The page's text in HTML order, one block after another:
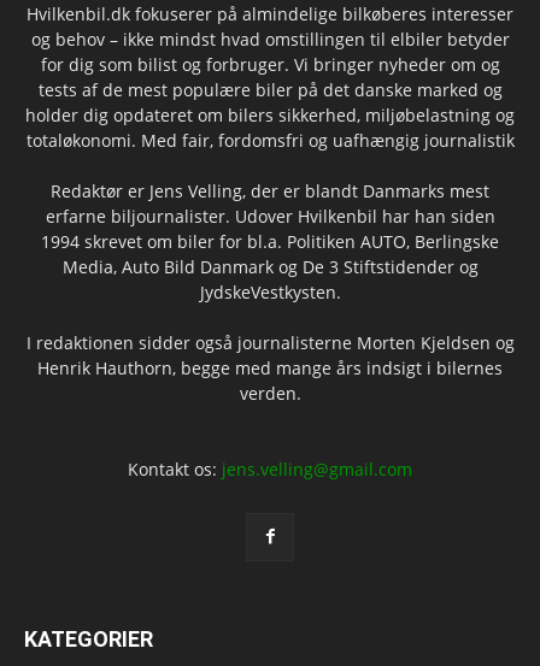
Hvilkenbil.dk fokuserer på almindelige bilkøberes interesser
og behov – ikke mindst hvad omstillingen til elbiler betyder
for dig som bilist og forbruger. Vi bringer nyheder om og
tests af de mest populære biler på det danske marked og
holder dig opdateret om bilers sikkerhed, miljøbelastning og
totaløkonomi. Med fair, fordomsfri og uafhængig journalistik
Redaktør er Jens Velling, der er blandt Danmarks mest
erfarne biljournalister. Udover Hvilkenbil har han siden
1994 skrevet om biler for bl.a. Politiken AUTO, Berlingske
Media, Auto Bild Danmark og De 3 Stiftstidender og
JydskeVestkysten.
I redaktionen sidder også journalisterne Morten Kjeldsen og
Henrik Hauthorn, begge med mange års indsigt i bilernes
verden.
Kontakt os: jens.velling@gmail.com
KATEGORIER